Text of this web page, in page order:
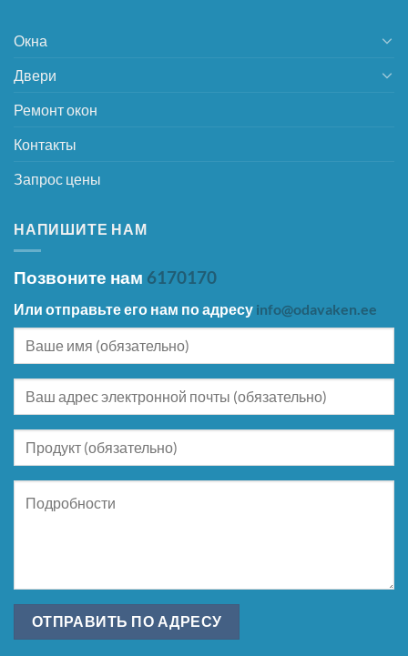
Окна
Двери
Ремонт окон
Контакты
Запрос цены
НАПИШИТЕ НАМ
Позвоните нам 6170170
Или отправьте его нам по адресу info@odavaken.ee